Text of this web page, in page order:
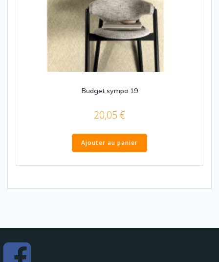
Budget sympa 19
20,05 €
Ajouter au panier